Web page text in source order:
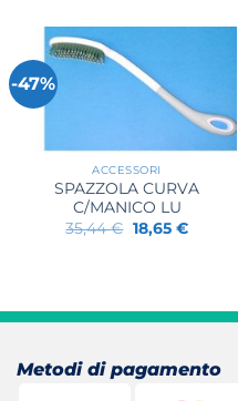
19,00 €.17,70 €.
-47%
ACCESSORI
SPAZZOLA CURVA
C/MANICO LU
35,44€ Il
prezzo
18,65 €Il
Metodi di pagamento